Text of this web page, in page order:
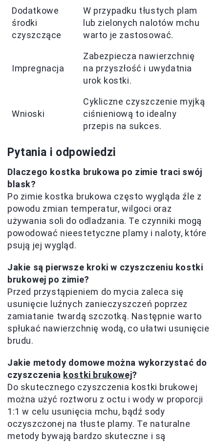
Dodatkowe
środki
czyszczące
W przypadku tłustych plam
lub zielonych nalotów mchu
warto je zastosować.
Impregnacja
Zabezpiecza nawierzchnię
na przyszłość i uwydatnia
urok kostki.
Wnioski
Cykliczne czyszczenie myjką
ciśnieniową to idealny
przepis na sukces.
Pytania i odpowiedzi
Dlaczego kostka brukowa po zimie traci swój
blask?
Po zimie kostka brukowa często wygląda źle z
powodu zmian temperatur, wilgoci oraz
używania soli do odladzania. Te czynniki mogą
powodować nieestetyczne plamy i naloty, które
psują jej wygląd.
Jakie są pierwsze kroki w czyszczeniu kostki
brukowej po zimie?
Przed przystąpieniem do mycia zaleca się
usunięcie luźnych zanieczyszczeń poprzez
zamiatanie twardą szczotką. Następnie warto
spłukać nawierzchnię wodą, co ułatwi usunięcie
brudu.
Jakie metody domowe można wykorzystać do
czyszczenia kostki brukowej?
Do skutecznego czyszczenia kostki brukowej
można użyć roztworu z octu i wody w proporcji
1:1 w celu usunięcia mchu, bądź sody
oczyszczonej na tłuste plamy. Te naturalne
metody bywają bardzo skuteczne i są